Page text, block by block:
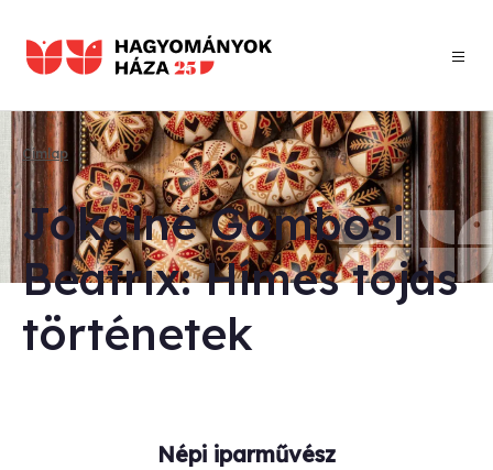
tartalomra
Morzsa
Címlap
Jó­ka­i­né Gom­bo­si
Be­at­rix: Hí­mes to­jás
tör­té­ne­tek
Népi iparművész